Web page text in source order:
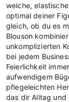
weiche,
optimal deiner
gleich, ob du es
Blouson
unkomplizierten
bei jedem
Feierlichkeit
aufwendigem
pflegeleichten
das dir Alltag und